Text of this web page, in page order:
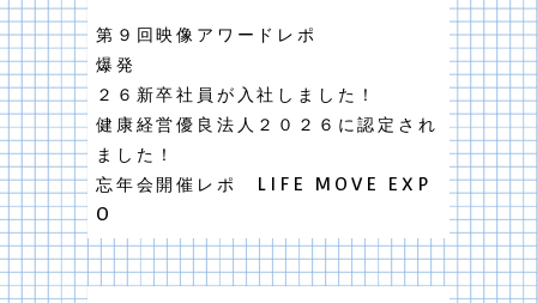
第９回映像アワードレポ
爆発
２６新卒社員が入社しました！
健康経営優良法人２０２６に認定され
ました！
忘年会開催レポ LIFE MOVE EXP
O